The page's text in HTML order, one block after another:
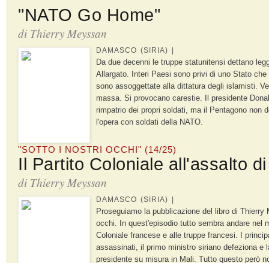
"NATO Go Home"
di Thierry Meyssan
DAMASCO (SIRIA) |
Da due decenni le truppe statunitensi dettano
Allargato. Interi Paesi sono privi di uno Stato
sono assoggettate alla dittatura degli islamisti.
massa. Si provocano carestie. Il presidente
rimpatrio dei propri soldati, ma il Pentagono non
l'opera con soldati della NATO.
"SOTTO I NOSTRI OCCHI" (14/25)
Il Partito Coloniale all'assalto
di Thierry Meyssan
DAMASCO (SIRIA) |
Proseguiamo la pubblicazione del libro di
occhi. In quest'episodio tutto sembra andare nel
Coloniale francese e alle truppe francesi. I
assassinati, il primo ministro siriano defeziona e
presidente su misura in Mali. Tutto questo però